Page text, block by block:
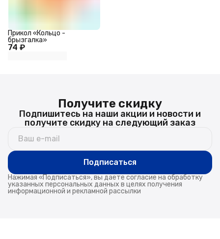
74 ₽
Прикол «Кольцо -
брызгалка»
Получите скидку
Подпишитесь на наши акции и новости и
получите скидку на следующий заказ
Подписаться
Нажимая «Подписаться», вы даете согласие на обработку
указанных персональных данных в целях получения
информационной и рекламной рассылки